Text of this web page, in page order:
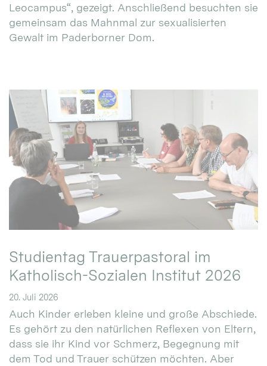
Leocampus“, gezeigt. Anschließend besuchten sie
gemeinsam das Mahnmal zur sexualisierten
Gewalt im Paderborner Dom.
Studientag Trauerpastoral im
Katholisch-Sozialen Institut 2026
20. Juli 2026
Auch Kinder erleben kleine und große Abschiede.
Es gehört zu den natürlichen Reflexen von Eltern,
dass sie ihr Kind vor Schmerz, Begegnung mit
dem Tod und Trauer schützen möchten. Aber